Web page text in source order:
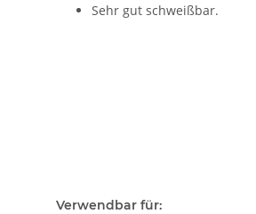
Sehr gut schweißbar.
Verwendbar für: